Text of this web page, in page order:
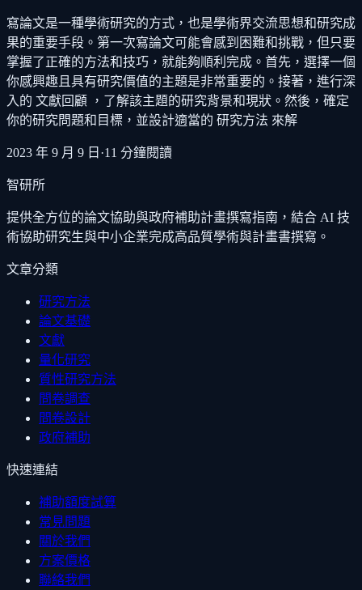
寫論文是一種學術研究的方式，也是學術界交流思想和研究成
果的重要手段。第一次寫論文可能會感到困難和挑戰，但只要
掌握了正確的方法和技巧，就能夠順利完成。首先，選擇一個
你感興趣且具有研究價值的主題是非常重要的。接著，進行深
入的 文獻回顧 ，了解該主題的研究背景和現狀。然後，確定
你的研究問題和目標，並設計適當的 研究方法 來解
2023 年 9 月 9 日 ·11 分鐘閱讀
智研所
提供全方位的論文協助與政府補助計畫撰寫指南，結合 AI 技
術協助研究生與中小企業完成高品質學術與計畫書撰寫。
文章分類
研究方法
論文基礎
文獻
量化研究
質性研究方法
問卷調查
問卷設計
政府補助
快速連結
補助額度試算
常見問題
關於我們
方案價格
聯絡我們